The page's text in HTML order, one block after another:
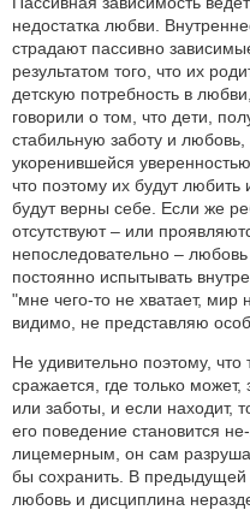
недостатка любви.
страдают пассивно
результатом того, что их
детскую потребность в
говорили о том, что дети,
стабильную заботу и любовь,
укоренившейся
что поэтому их будут
будут верны себе. Если же
отсутствуют – или
непоследовательно –
постоянно испытывать
"мне чего-то не хватает, мир
видимо, не представляю
Не удивительно поэтому, что
сражается, где только
или заботы, и если находит,
его поведение становится
лицемерным, он сам
бы сохранить. В предыдущей
любовь и дисциплина